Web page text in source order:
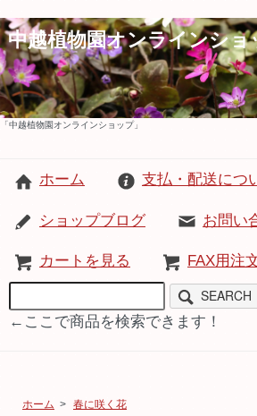
中越植物園オンラインショ
「中越植物園オンラインショップ」
ホーム 支払・配送につ
ショップブログ お問い
カートを見る FAX用注
SEARCH
←ここで商品を検索できます！
ホーム > 春に咲く花